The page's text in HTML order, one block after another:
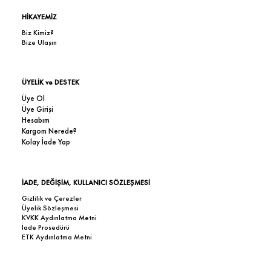
HİKAYEMİZ
Biz Kimiz?
Bize Ulaşın
ÜYELİK ve DESTEK
Üye Ol
Üye Girişi
Hesabım
Kargom Nerede?
Kolay İade Yap
İADE, DEĞİŞİM, KULLANICI SÖZLEŞMESİ
Gizlilik ve Çerezler
Üyelik Sözleşmesi
KVKK Aydınlatma Metni
İade Prosedürü
ETK Aydınlatma Metni